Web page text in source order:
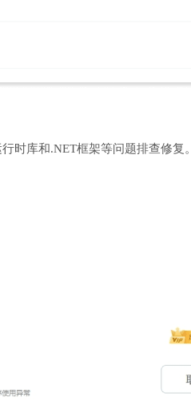
时库和.NET框架等问题排查修复。